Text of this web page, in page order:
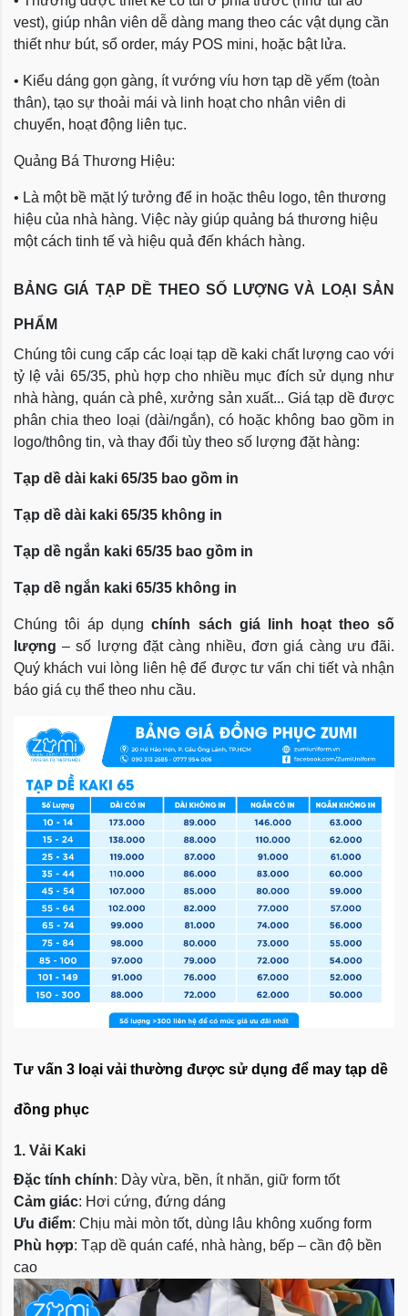
vest), giúp nhân viên dễ dàng mang theo các vật dụng cần
thiết như bút, sổ order, máy POS mini, hoặc bật lửa.
• Kiểu dáng gọn gàng, ít vướng víu hơn tạp dề yếm (toàn
thân), tạo sự thoải mái và linh hoạt cho nhân viên di
chuyển, hoạt động liên tục.
Quảng Bá Thương Hiệu:
• Là một bề mặt lý tưởng để in hoặc thêu logo, tên thương
hiệu của nhà hàng. Việc này giúp quảng bá thương hiệu
một cách tinh tế và hiệu quả đến khách hàng.
BẢNG GIÁ TẠP DỀ THEO SỐ LƯỢNG VÀ LOẠI SẢN
PHẨM
Chúng tôi cung cấp các loại tạp dề kaki chất lượng cao với
tỷ lệ vải 65/35, phù hợp cho nhiều mục đích sử dụng như
nhà hàng, quán cà phê, xưởng sản xuất... Giá tạp dề được
phân chia theo loại (dài/ngắn), có hoặc không bao gồm in
logo/thông tin, và thay đổi tùy theo số lượng đặt hàng:
Tạp dề dài kaki 65/35 bao gồm in
Tạp dề dài kaki 65/35 không in
Tạp dề ngắn kaki 65/35 bao gồm in
Tạp dề ngắn kaki 65/35 không in
Chúng tôi áp dụngchính sách giá linh hoạt theo số
lượng – số lượng đặt càng nhiều, đơn giá càng ưu đãi.
Quý khách vui lòng liên hệ để được tư vấn chi tiết và nhận
báo giá cụ thể theo nhu cầu.
Tư vấn 3 loại vải thường được sử dụng để may tạp dề
đồng phục
1. Vải Kaki
Đặc tính chính: Dày vừa, bền, ít nhăn, giữ form tốt
Cảm giác: Hơi cứng, đứng dáng
Ưu điểm: Chịu mài mòn tốt, dùng lâu không xuống form
Phù hợp: Tạp dề quán café, nhà hàng, bếp – cần độ bền
cao